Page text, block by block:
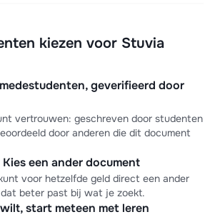
kiezen voor Stuvia
geverifieerd door
vertrouwen: geschreven door studenten
door anderen die dit document
een ander document
voor hetzelfde geld direct een ander
beter past bij wat je zoekt.
start meteen met leren